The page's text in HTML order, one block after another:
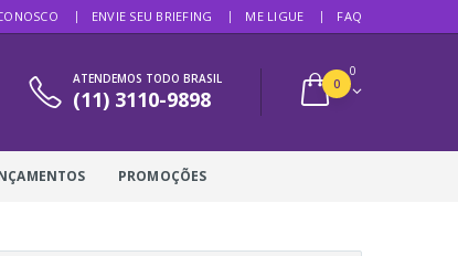
ENVIE SEU BRIEFING ME LIGUE FAQ
ATENDEMOS TODO BRASIL
(11) 3110-9898
0
0
PROMOÇÕES